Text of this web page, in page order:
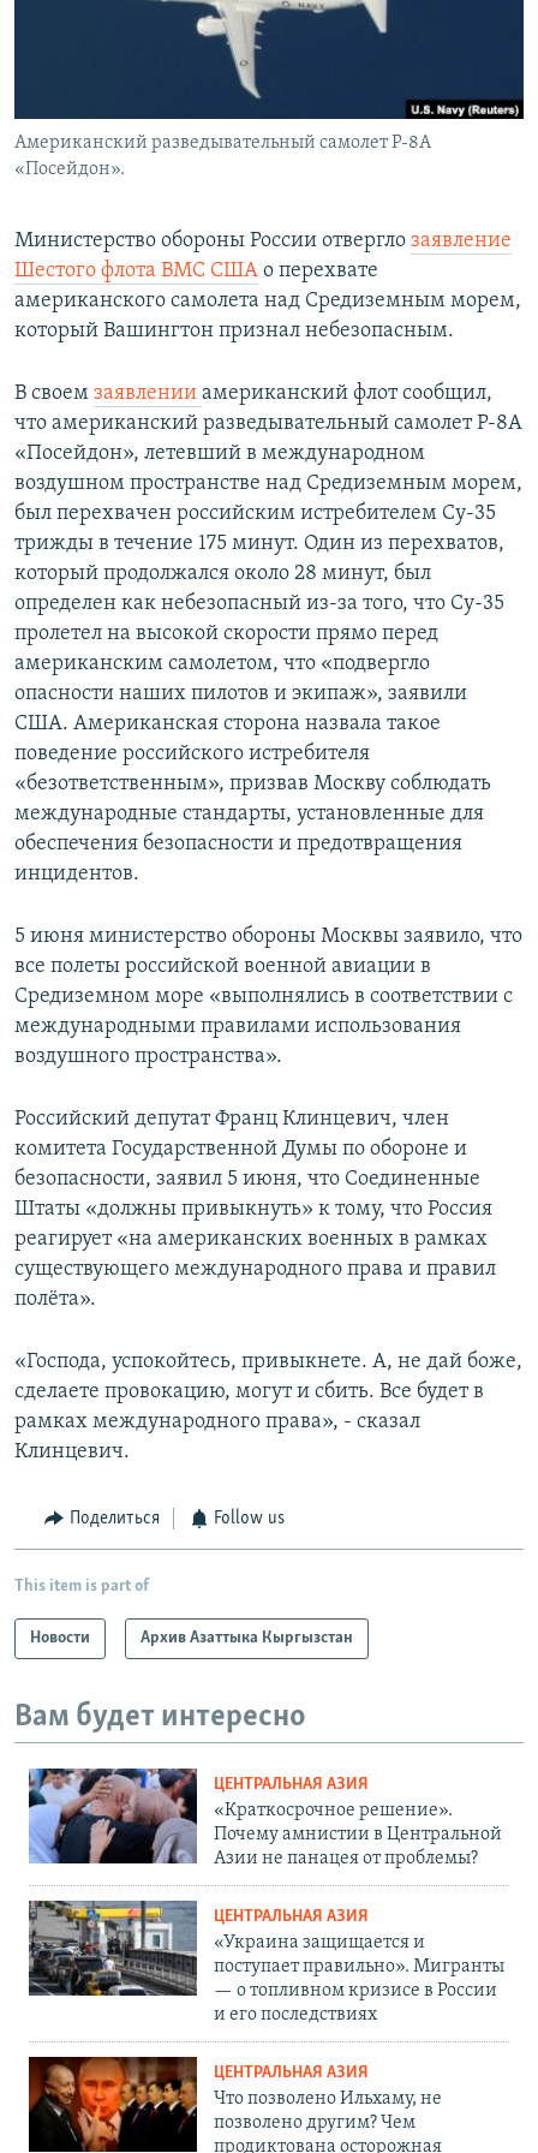
Американский разведывательный самолет P-8A
«Посейдон».
Министерство обороны России отвергло заявление
Шестого флота ВМС США о перехвате
американского самолета над Средиземным морем,
который Вашингтон признал небезопасным.
В своем заявлении американский флот сообщил,
что американский разведывательный самолет P-8A
«Посейдон», летевший в международном
воздушном пространстве над Средиземным морем,
был перехвачен российским истребителем Су-35
трижды в течение 175 минут. Один из перехватов,
который продолжался около 28 минут, был
определен как небезопасный из-за того, что Су-35
пролетел на высокой скорости прямо перед
американским самолетом, что «подвергло
опасности наших пилотов и экипаж», заявили
США. Американская сторона назвала такое
поведение российского истребителя
«безответственным», призвав Москву соблюдать
международные стандарты, установленные для
обеспечения безопасности и предотвращения
инцидентов.
5 июня министерство обороны Москвы заявило, что
все полеты российской военной авиации в
Средиземном море «выполнялись в соответствии с
международными правилами использования
воздушного пространства».
Российский депутат Франц Клинцевич, член
комитета Государственной Думы по обороне и
безопасности, заявил 5 июня, что Соединенные
Штаты «должны привыкнуть» к тому, что Россия
реагирует «на американских военных в рамках
существующего международного права и правил
полёта».
«Господа, успокойтесь, привыкнете. А, не дай боже,
сделаете провокацию, могут и сбить. Все будет в
рамках международного права», - сказал
Клинцевич.
Поделиться Follow us
This item is part of
Новости Архив Азаттыка Кыргызстан
Вам будет интересно
ЦЕНТРАЛЬНАЯ АЗИЯ
«Краткосрочное решение».
Почему амнистии в Центральной
Азии не панацея от проблемы?
ЦЕНТРАЛЬНАЯ АЗИЯ
«Украина защищается и
поступает правильно». Мигранты
— о топливном кризисе в России
и его последствиях
ЦЕНТРАЛЬНАЯ АЗИЯ
Что позволено Ильхаму, не
позволено другим? Чем
продиктована осторожная